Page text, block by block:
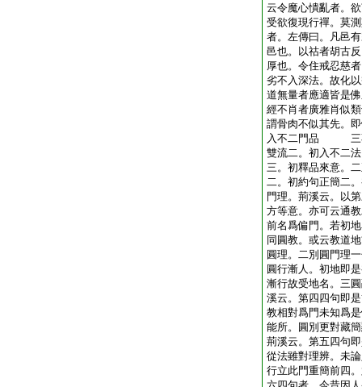
云令魔心憒亂者。
受欲復現行禪。莫
者。左傳曰。凡邑
邑也。以祜者胡古
厚也。令住戒忍慈
劣不入深法。故化
道無量者應適皆是
經不肖者廣雅肖似
謂骨肉不似其先。
入不二門品 三不
雙流二。初入不二
三。初釋品來意。
二。初約句正簡二
門理。荊溪云。以
方等意。亦可云通
前名爲偏門。若初
同圓教。或云教道
圓理。二別圓門理
圓行漸人。初地即
漸行故受地名。三
溪云。第四四句即
教相對爲門未知爲
能所。圓別更對藏
荊溪云。第五四句
從法雖對理辨。未
行立此門重簡前四